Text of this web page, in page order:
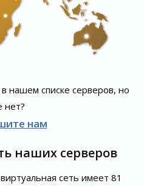
нашем списке серверов, но
нет?
нам
наших серверов
сеть имеет 81